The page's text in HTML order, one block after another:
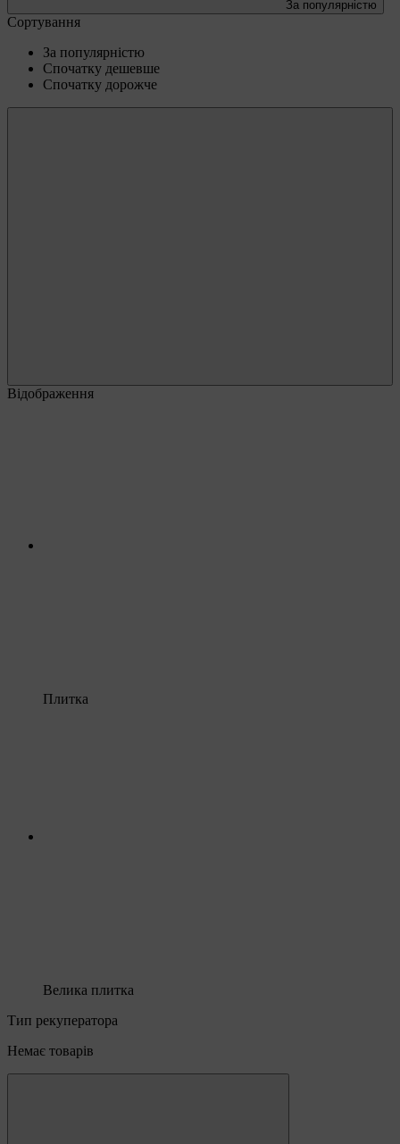
За популярністю
Сортування
За популярністю
Спочатку дешевше
Спочатку дорожче
Відображення
Плитка
Велика плитка
Тип рекуператора
Немає товарів